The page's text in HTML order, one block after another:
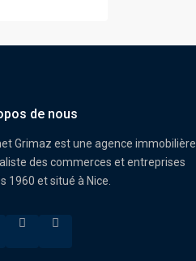
de nous
Grimaz est une agence immobilière
des commerces et entreprises
1960 et situé à Nice.